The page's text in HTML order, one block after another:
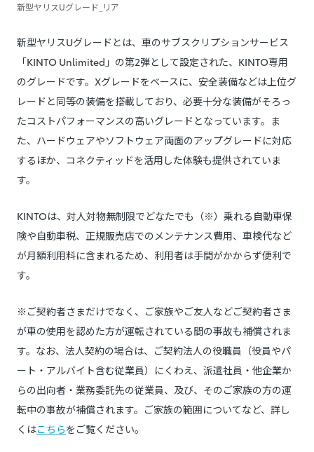
新型ヤリスUグレード_リア
新型ヤリスUグレードとは、車のサブスクリプションサービス
「KINTO Unlimited」の第2弾として設定された、KINTO専用
のグレードです。Xグレードをベースに、安全装備などは上位グ
レードと同等の装備を搭載しており、必要十分な装備がそろっ
たコストパフォーマンスの高いグレードとなっています。ま
た、ハードウェアやソフトウェア両面のアップグレードに対応
するほか、コネクティッドを活用した体験も提供されていま
す。
KINTOは、対人対物無制限でどなたでも（※）乗れる自動車保
険や自動車税、正規販売店でのメンテナンス費用、車検代など
が月額利用料に含まれるため、利用者は手間がかからず便利で
す。
※ご契約者さまだけでなく、ご家族やご友人などご契約者さま
が車の使用を認めた方が運転されている間の事故も補償されま
す。なお、法人契約の場合は、ご契約法人の役職員（役員やパ
ート・アルバイト含む従業員）にくわえ、派遣社員・他企業か
らの出向者・業務委託先の従業員、及び、そのご家族の方の運
転中の事故が補償されます。ご家族の範囲についてなど、詳し
くはこちらをご覧ください。